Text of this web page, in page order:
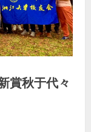
賞秋于代々